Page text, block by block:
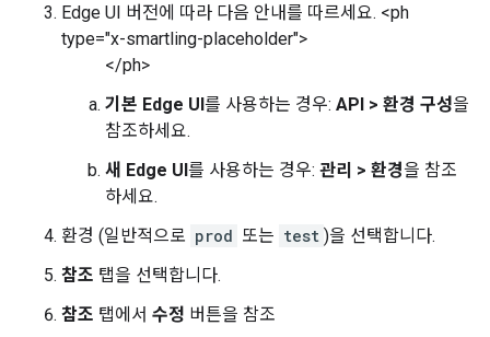
Edge UI 버전에 따라 다음 안내를 따르세요. <ph
type="x-smartling-placeholder">
</ph>
기본 Edge UI를 사용하는 경우: API > 환경 구성을
참조하세요.
새 Edge UI를 사용하는 경우: 관리 > 환경을 참조
하세요.
환경 (일반적으로 prod 또는 test )을 선택합니다.
참조 탭을 선택합니다.
참조 탭에서 수정 버튼을 참조